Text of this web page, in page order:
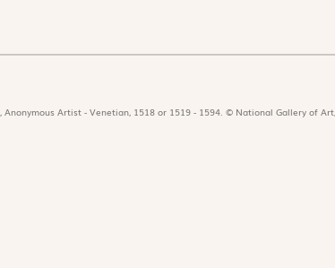
Artist - Venetian, 1518 or 1519 - 1594. © National Gallery of Art,